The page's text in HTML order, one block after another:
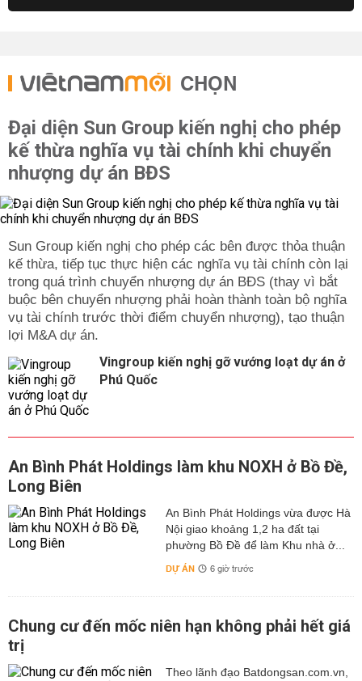
CHỌN
Đại diện Sun Group kiến nghị cho phép
kế thừa nghĩa vụ tài chính khi chuyển
nhượng dự án BĐS
Sun Group kiến nghị cho phép các bên được thỏa thuận
kế thừa, tiếp tục thực hiện các nghĩa vụ tài chính còn lại
trong quá trình chuyển nhượng dự án BĐS (thay vì bắt
buộc bên chuyển nhượng phải hoàn thành toàn bộ nghĩa
vụ tài chính trước thời điểm chuyển nhượng), tạo thuận
lợi M&A dự án.
Vingroup kiến nghị gỡ vướng loạt dự án ở
Phú Quốc
An Bình Phát Holdings làm khu NOXH ở Bồ Đề,
Long Biên
An Bình Phát Holdings vừa được Hà
Nội giao khoảng 1,2 ha đất tại
phường Bồ Đề để làm Khu nhà ở...
DỰ ÁN 6 giờ trước
Chung cư đến mốc niên hạn không phải hết giá
trị
Theo lãnh đạo Batdongsan.com.vn,